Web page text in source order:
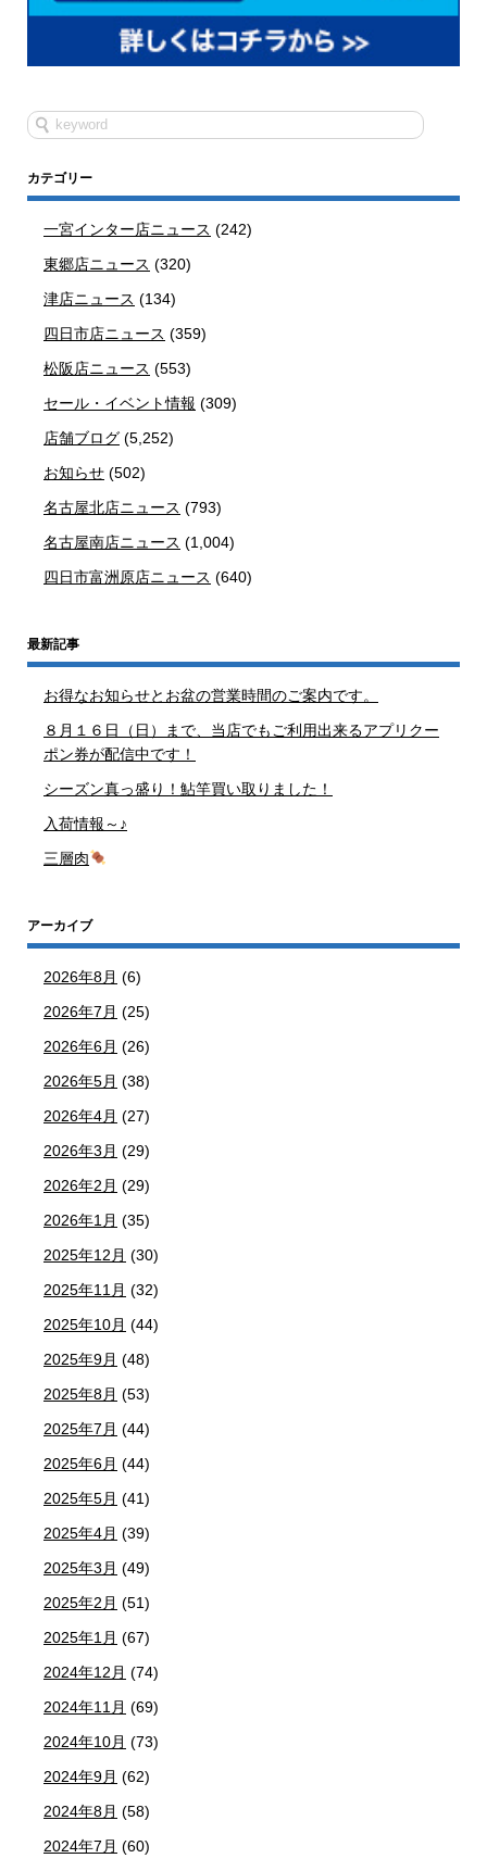
カテゴリー
一宮インター店ニュース (242)
東郷店ニュース (320)
津店ニュース (134)
四日市店ニュース (359)
松阪店ニュース (553)
セール・イベント情報 (309)
店舗ブログ (5,252)
お知らせ (502)
名古屋北店ニュース (793)
名古屋南店ニュース (1,004)
四日市富洲原店ニュース (640)
最新記事
お得なお知らせとお盆の営業時間のご案内です。
８月１６日（日）まで、当店でもご利用出来るアプリクー
ポン券が配信中です！
シーズン真っ盛り！鮎竿買い取りました！
入荷情報～♪
三層肉
アーカイブ
2026年8月 (6)
2026年7月 (25)
2026年6月 (26)
2026年5月 (38)
2026年4月 (27)
2026年3月 (29)
2026年2月 (29)
2026年1月 (35)
2025年12月 (30)
2025年11月 (32)
2025年10月 (44)
2025年9月 (48)
2025年8月 (53)
2025年7月 (44)
2025年6月 (44)
2025年5月 (41)
2025年4月 (39)
2025年3月 (49)
2025年2月 (51)
2025年1月 (67)
2024年12月 (74)
2024年11月 (69)
2024年10月 (73)
2024年9月 (62)
2024年8月 (58)
2024年7月 (60)